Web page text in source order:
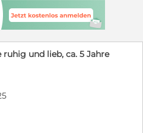
und lieb, ca. 5 Jahre